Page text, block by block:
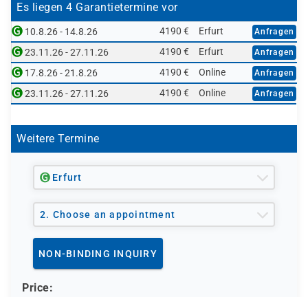
Es liegen 4 Garantietermine vor
10.8.26 - 14.8.26 4190 € Erfurt Anfragen
23.11.26 - 27.11.26 4190 € Erfurt Anfragen
17.8.26 - 21.8.26 4190 € Online Anfragen
23.11.26 - 27.11.26 4190 € Online Anfragen
Weitere Termine
Erfurt
2. Choose an appointment
NON-BINDING INQUIRY
Price: